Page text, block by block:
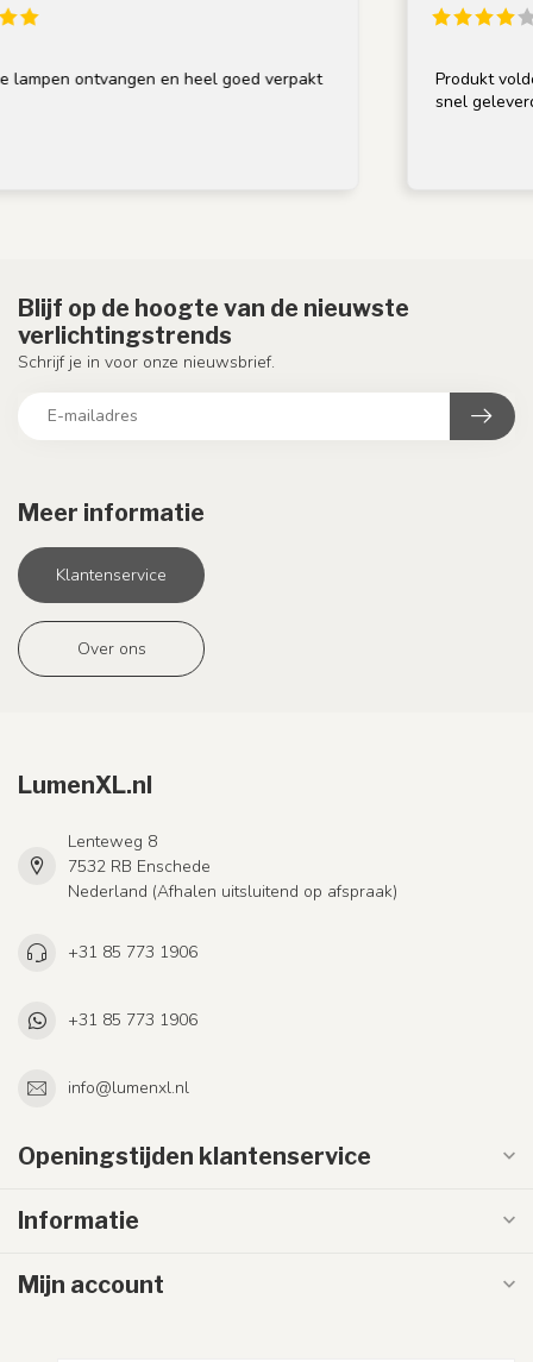
ontvangen en heel goed verpakt
Produkt voldoet
snel geleverd.
Meer informatie
Klantenservice
Over ons
Blijf op de hoogte van de nieuwste
verlichtingstrends
Schrijf je in voor onze nieuwsbrief.
LumenXL.nl
Lenteweg 8
7532 RB Enschede
Nederland (Afhalen uitsluitend op afspraak)
+31 85 773 1906
+31 85 773 1906
info@lumenxl.nl
Openingstijden klantenservice
Informatie
Mijn account